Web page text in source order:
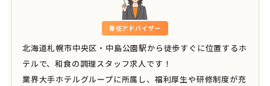
専任アドバイザー
北海道札幌市中央区・中島公園駅から徒歩すぐに位置するホ
テルで、和食の調理スタッフ求人です！
業界大手ホテルグループに所属し、福利厚生や研修制度が充